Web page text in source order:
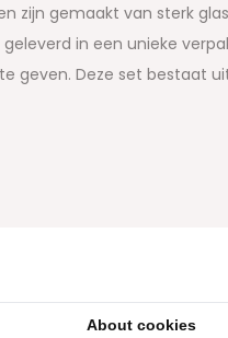
zijn gemaakt van sterk
in een unieke
geven. Deze set bestaat
dienen met de hand
About cookies